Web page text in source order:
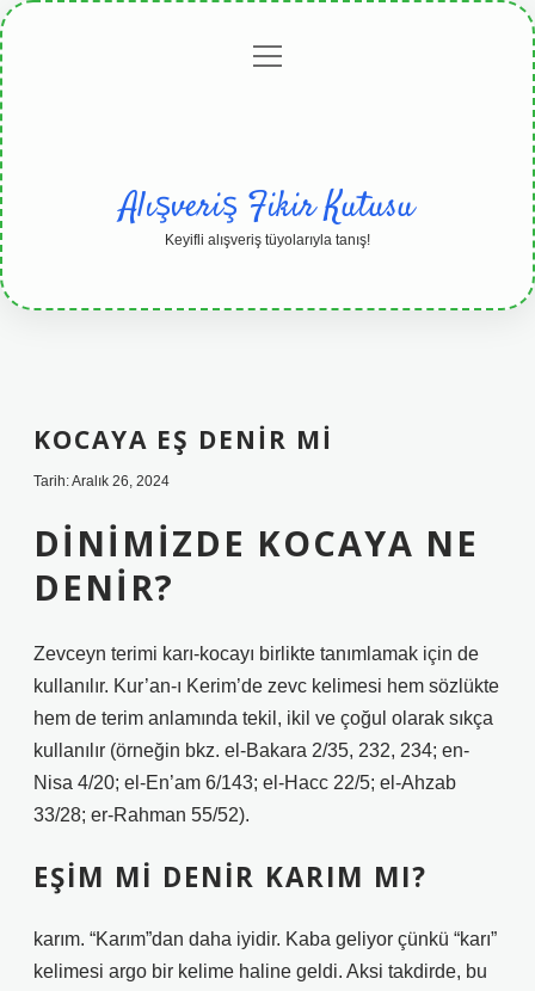
Gizlilikmenüyü
Alışveriş Fikir Kutusu
Keyifli alışveriş tüyolarıyla tanış!
KOCAYA EŞ DENIR MI
Tarih: Aralık 26, 2024
DINIMIZDE KOCAYA NE
DENIR?
Zevceyn terimi karı-kocayı birlikte tanımlamak için de
kullanılır. Kur’an-ı Kerim’de zevc kelimesi hem sözlükte
hem de terim anlamında tekil, ikil ve çoğul olarak sıkça
kullanılır (örneğin bkz. el-Bakara 2/35, 232, 234; en-
Nisa 4/20; el-En’am 6/143; el-Hacc 22/5; el-Ahzab
33/28; er-Rahman 55/52).
EŞIM MI DENIR KARIM MI?
karım. “Karım”dan daha iyidir. Kaba geliyor çünkü “karı”
kelimesi argo bir kelime haline geldi. Aksi takdirde, bu